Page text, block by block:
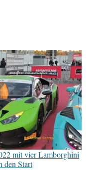
mit vier Lamborghini
den Start